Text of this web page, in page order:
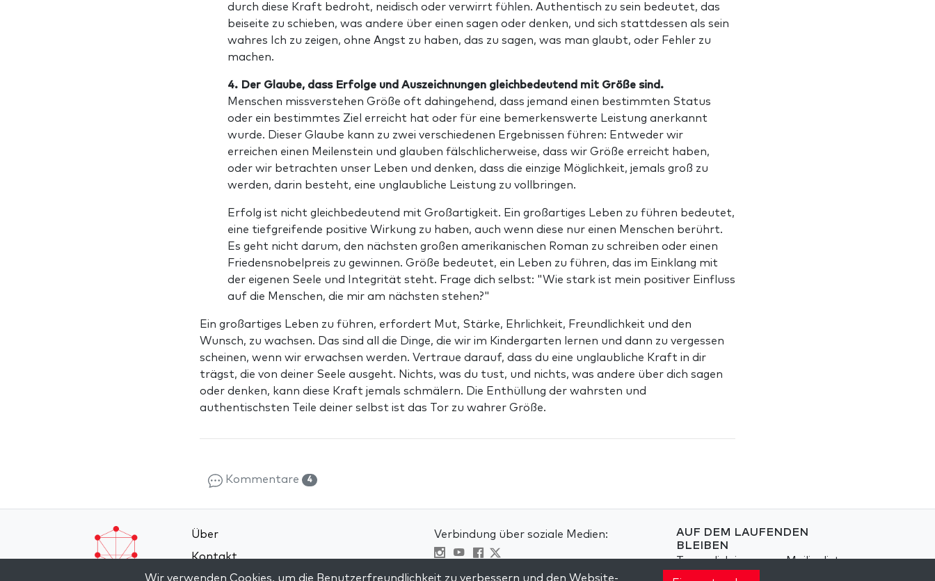
durch diese Kraft bedroht, neidisch oder verwirrt fühlen. Authentisch zu sein bedeutet, das
beiseite zu schieben, was andere über einen sagen oder denken, und sich stattdessen als sein
wahres Ich zu zeigen, ohne Angst zu haben, das zu sagen, was man glaubt, oder Fehler zu
machen.
4. Der Glaube, dass Erfolge und Auszeichnungen gleichbedeutend mit Größe sind.
Menschen missverstehen Größe oft dahingehend, dass jemand einen bestimmten Status
oder ein bestimmtes Ziel erreicht hat oder für eine bemerkenswerte Leistung anerkannt
wurde. Dieser Glaube kann zu zwei verschiedenen Ergebnissen führen: Entweder wir
erreichen einen Meilenstein und glauben fälschlicherweise, dass wir Größe erreicht haben,
oder wir betrachten unser Leben und denken, dass die einzige Möglichkeit, jemals groß zu
werden, darin besteht, eine unglaubliche Leistung zu vollbringen.
Erfolg ist nicht gleichbedeutend mit Großartigkeit. Ein großartiges Leben zu führen bedeutet,
eine tiefgreifende positive Wirkung zu haben, auch wenn diese nur einen Menschen berührt.
Es geht nicht darum, den nächsten großen amerikanischen Roman zu schreiben oder einen
Friedensnobelpreis zu gewinnen. Größe bedeutet, ein Leben zu führen, das im Einklang mit
der eigenen Seele und Integrität steht. Frage dich selbst: "Wie stark ist mein positiver Einfluss
auf die Menschen, die mir am nächsten stehen?"
Ein großartiges Leben zu führen, erfordert Mut, Stärke, Ehrlichkeit, Freundlichkeit und den
Wunsch, zu wachsen. Das sind all die Dinge, die wir im Kindergarten lernen und dann zu vergessen
scheinen, wenn wir erwachsen werden. Vertraue darauf, dass du eine unglaubliche Kraft in dir
trägst, die von deiner Seele ausgeht. Nichts, was du tust, und nichts, was andere über dich sagen
oder denken, kann diese Kraft jemals schmälern. Die Enthüllung der wahrsten und
authentischsten Teile deiner selbst ist das Tor zu wahrer Größe.
Kommentare 4
Über
Kontakt
Verbindung über soziale Medien:
Visit kabbalah master classes
AUF DEM LAUFENDEN
BLEIBEN
Trage dich in unsere Mailingliste
ein und erhalte wöchentlich
Wir verwenden Cookies, um die Benutzerfreundlichkeit zu verbessern und den Website-